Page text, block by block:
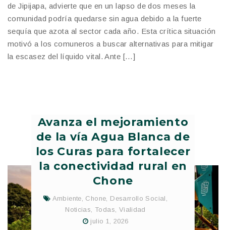
de Jipijapa, advierte que en un lapso de dos meses la
comunidad podría quedarse sin agua debido a la fuerte
sequía que azota al sector cada año. Esta crítica situación
motivó a los comuneros a buscar alternativas para mitigar
la escasez del líquido vital. Ante […]
Avanza el mejoramiento
de la vía Agua Blanca de
los Curas para fortalecer
la conectividad rural en
Chone
Ambiente, Chone, Desarrollo Social ,
Noticias, Todas, Vialidad
julio 1, 2026